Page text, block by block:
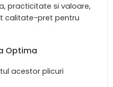
practicitate si valoare,
calitate-pret pentru
Optima
acestor plicuri